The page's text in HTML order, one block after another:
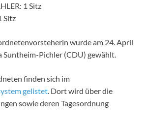
1 Sitz
Sitz
wurde am 24. April
Pichler (CDU) gewählt.
finden sich im
gelistet . Dort wird über die
sowie deren Tagesordnung